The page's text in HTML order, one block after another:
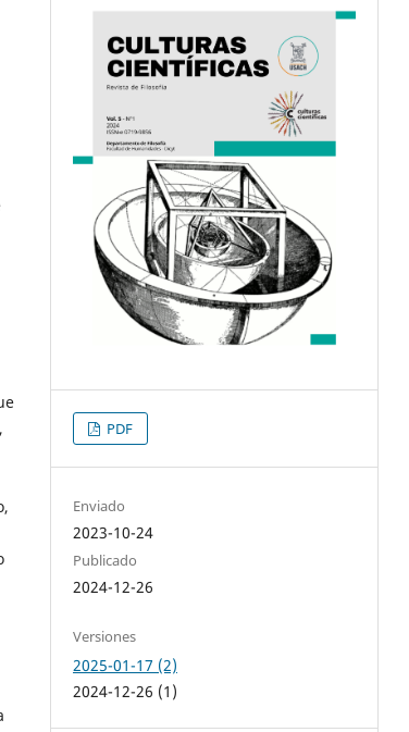
PDF
Enviado
2023-10-24
Publicado
2024-12-26
Versiones
2025-01-17 (2)
2024-12-26 (1)